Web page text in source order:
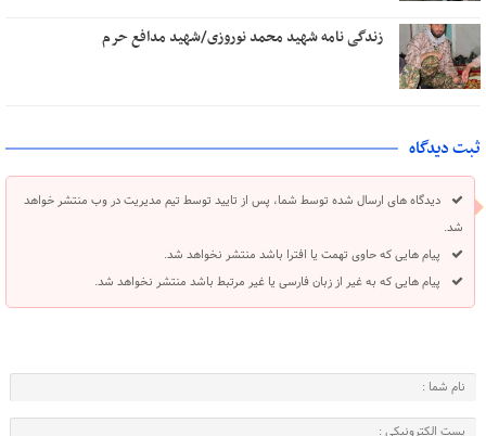
زندگی نامه شهید محمد نوروزی/شهید مدافع حرم
ثبت دیدگاه
دیدگاه های ارسال شده توسط شما، پس از تایید توسط تیم مدیریت در وب منتشر خواهد
شد.
پیام هایی که حاوی تهمت یا افترا باشد منتشر نخواهد شد.
پیام هایی که به غیر از زبان فارسی یا غیر مرتبط باشد منتشر نخواهد شد.